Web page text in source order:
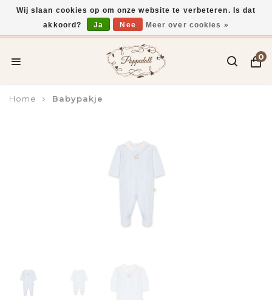
Voor 15:00 uur besteld, vandaag verzonden*
0
Home Babypakje
Wij slaan cookies op om onze website te verbeteren. Is dat
akkoord?
Ja Nee Meer over cookies »